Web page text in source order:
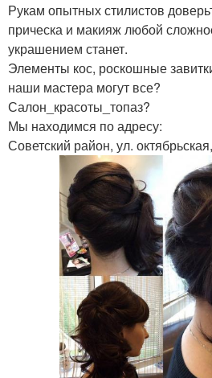
Рукам опытных стилистов
прическа и макияж любой
украшением станет.
Элементы кос, роскошные
наши мастера могут все?
Салон_красоты_топаз?
Мы находимся по адресу:
Советский район, ул.